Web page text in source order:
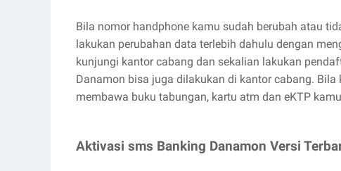
Bila nomor handphone kamu sudah berubah atau
lakukan perubahan data terlebih dahulu dengan
kunjungi kantor cabang dan sekalian lakukan
Danamon bisa juga dilakukan di kantor cabang.
membawa buku tabungan, kartu atm dan eKTP
Aktivasi sms Banking Danamon Versi